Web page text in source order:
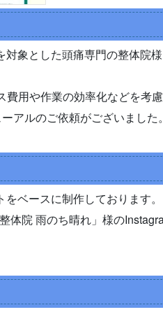
象とした頭痛専門の整体院様
用や作業の効率化などを考慮
アルのご依頼がございました。
ベースに制作しております
体院 雨のち晴れ」様の